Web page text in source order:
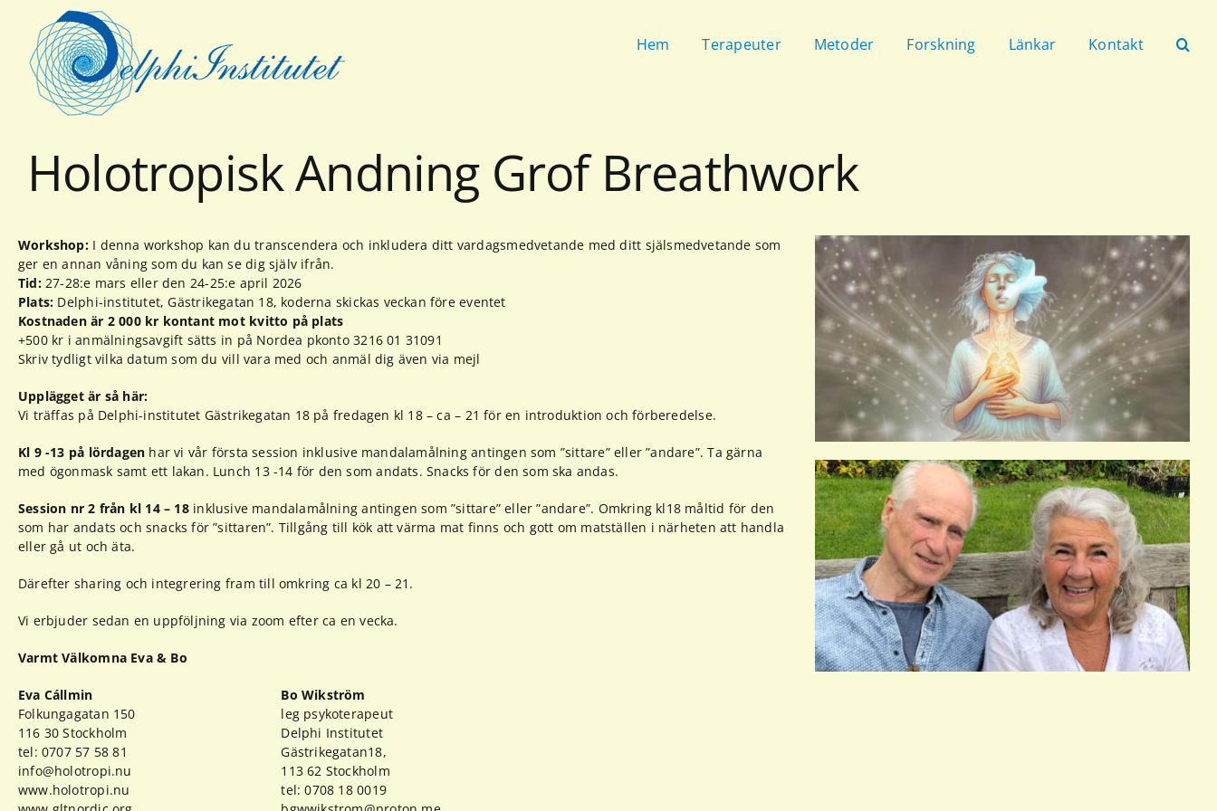
innehållet
Hem Terapeuter Metoder Forskning Länkar Kontakt
Holotropisk Andning Grof Breathwork
Workshop:I denna workshop kan du transcendera och inkludera ditt vardagsmedvetande med ditt själsmedvetande som
ger en annan våning som du kan se dig själv ifrån.
Tid:27-28:e mars eller den 24-25:e april 2026
Plats: Delphi-institutet, Gästrikegatan 18, koderna skickas veckan före eventet
Kostnaden är 2 000 kr kontant mot kvitto på plats
+500 kr i anmälningsavgift sätts in på Nordea pkonto 3216 01 31091
Skriv tydligt vilka datum som du vill vara med och anmäl dig även via mejl
Upplägget är så här:
Vi träffas på Delphi-institutet Gästrikegatan 18 på fredagen kl 18 – ca – 21 för en introduktion och förberedelse.
Kl 9 -13 på lördagen har vi vår första session inklusive mandalamålning antingen som ”sittare” eller ”andare”. Ta gärna
med ögonmask samt ett lakan. Lunch 13 -14 för den som andats. Snacks för den som ska andas.
Session nr 2 från kl 14 – 18inklusive mandalamålning antingen som ”sittare” eller ”andare”. Omkring kl18 måltid för den
som har andats och snacks för ”sittaren”. Tillgång till kök att värma mat finns och gott om matställen i närheten att handla
eller gå ut och äta.
Därefter sharing och integrering fram till omkring ca kl 20 – 21.
Vi erbjuder sedan en uppföljning via zoom efter ca en vecka.
Varmt Välkomna Eva & Bo
Eva Cállmin
Folkungagatan 150
116 30 Stockholm
tel: 0707 57 58 81
info@holotropi.nu
www.holotropi.nu
Bo Wikström
leg psykoterapeut
Delphi Institutet
Gästrikegatan18,
113 62 Stockholm
tel: 0708 18 0019